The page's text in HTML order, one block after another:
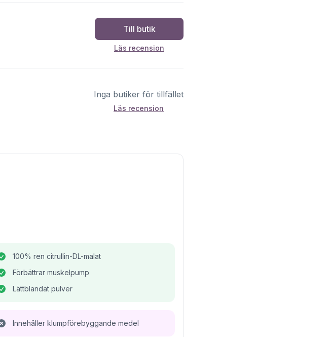
Till butik
Läs recension
Inga butiker för tillfället
Läs recension
100% ren citrullin-DL-malat
Förbättrar muskelpump
Lättblandat pulver
Innehåller klumpförebyggande medel